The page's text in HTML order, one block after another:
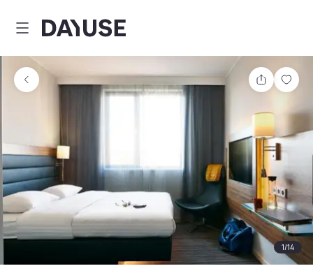
Dayuse
Teilen
1/14